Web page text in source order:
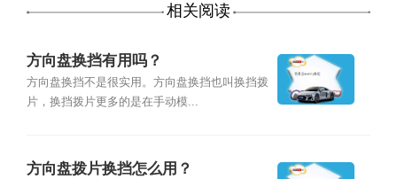
相关阅读
方向盘换挡有用吗？
方向盘换挡不是很实用。方向盘换挡也叫换挡拨
片，换挡拨片更多的是在手动模...
方向盘拨片换挡怎么用？